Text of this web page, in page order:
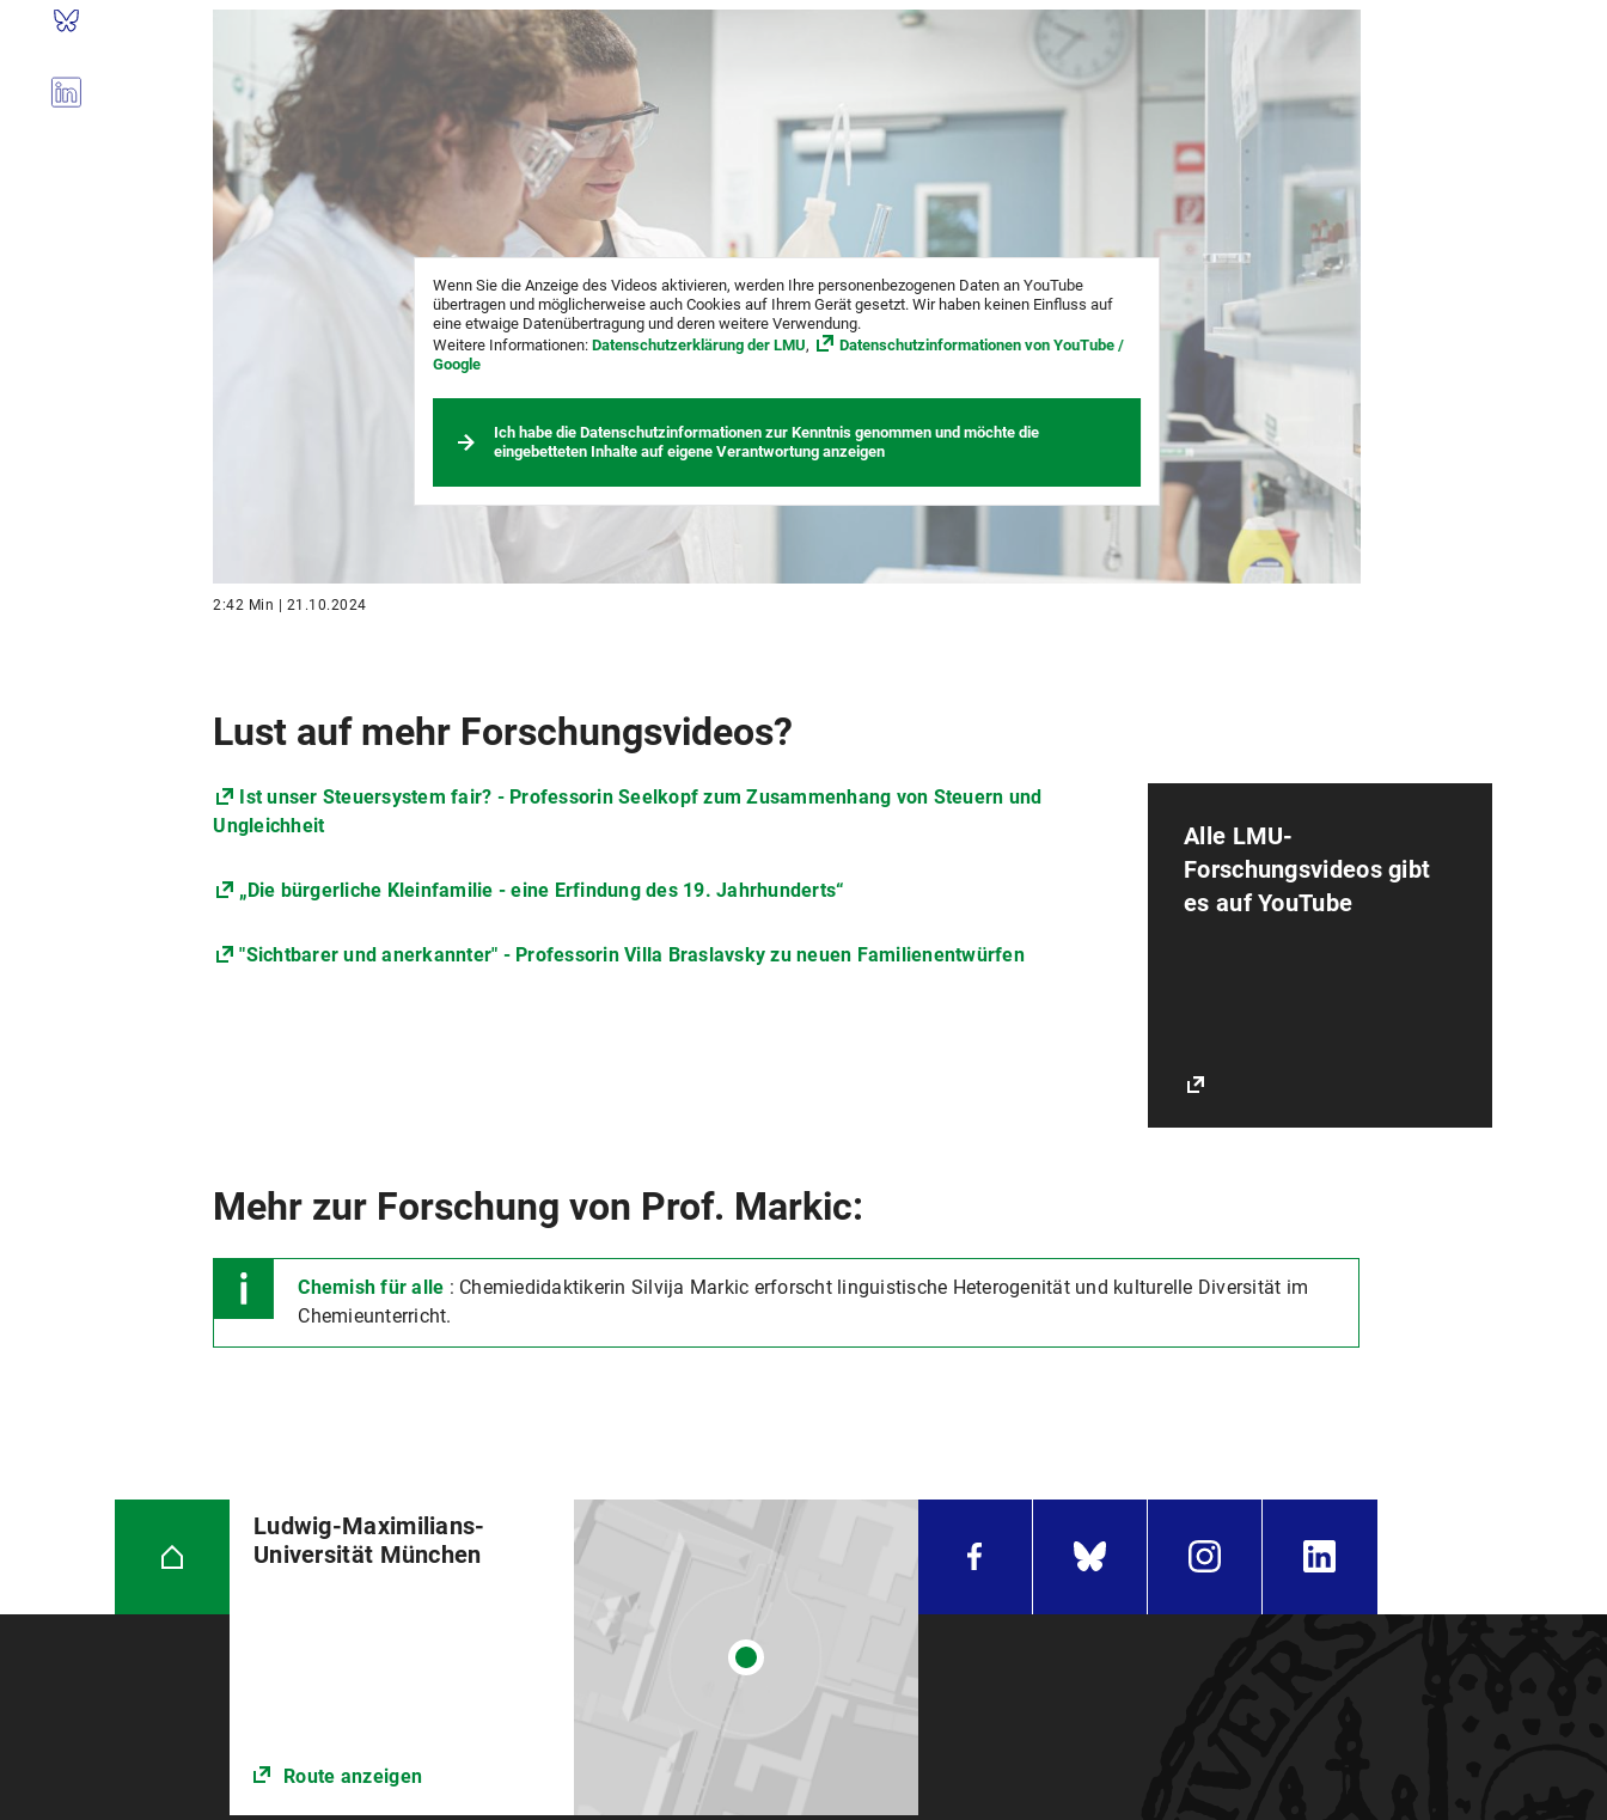
Wenn Sie die Anzeige des Videos aktivieren, werden Ihre personenbezogenen Daten an YouTube
übertragen und möglicherweise auch Cookies auf Ihrem Gerät gesetzt. Wir haben keinen Einfluss auf
eine etwaige Datenübertragung und deren weitere Verwendung.
Weitere Informationen:Datenschutzerklärung der LMU,
Datenschutzinformationen von YouTube /
Google
Ich habe die Datenschutzinformationen zur Kenntnis genommen und möchte die
eingebetteten Inhalte auf eigene Verantwortung anzeigen
2:42 Min | 21.10.2024
Lust auf mehr Forschungsvideos?
Alle LMU-
Forschungsvideos gibt
es auf YouTube
Ist unser Steuersystem fair? - Professorin Seelkopf zum Zusammenhang von Steuern und
Ungleichheit
„Die bürgerliche Kleinfamilie - eine Erfindung des 19. Jahrhunderts“
"Sichtbarer und anerkannter" - Professorin Villa Braslavsky zu neuen Familienentwürfen
Mehr zur Forschung von Prof. Markic:
Chemish für alle : Chemiedidaktikerin Silvija Markic erforscht linguistische Heterogenität und kulturelle Diversität im
Chemieunterricht.
Ludwig-Maximilians-
Universität München
Route anzeigen